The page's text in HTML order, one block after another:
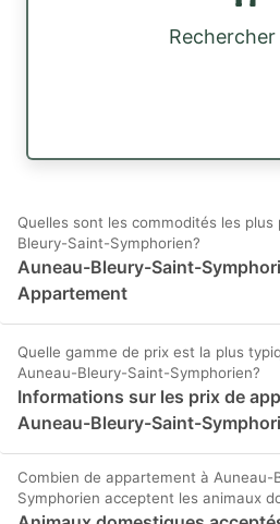
Quelles sont les commodités les plus
Bleury-Saint-Symphorien?
Auneau-Bleury-Saint-
Appartement
Quelle gamme de prix est la plus
Auneau-Bleury-Saint-Symphorien?
Informations sur les prix de
Auneau-Bleury-Saint-
Combien de appartement à Auneau-
Symphorien acceptent les animaux